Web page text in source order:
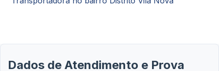
Dados de Atendimento e Prova